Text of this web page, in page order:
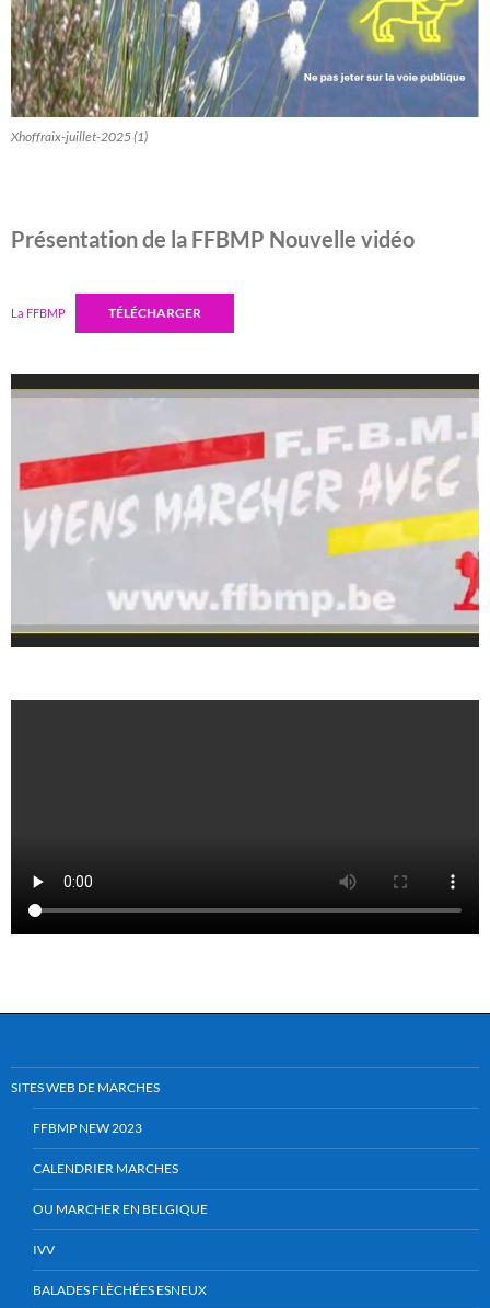
Xhoffraix-juillet-2025 (1)
Présentation de la FFBMP Nouvelle vidéo
La FFBMP TÉLÉCHARGER
SITES WEB DE MARCHES
FFBMP NEW 2023
CALENDRIER MARCHES
OU MARCHER EN BELGIQUE
IVV
BALADES FLÈCHÉES ESNEUX